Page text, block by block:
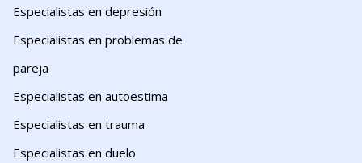
Especialistas en depresión
Especialistas en problemas de
pareja
Especialistas en autoestima
Especialistas en trauma
Especialistas en duelo